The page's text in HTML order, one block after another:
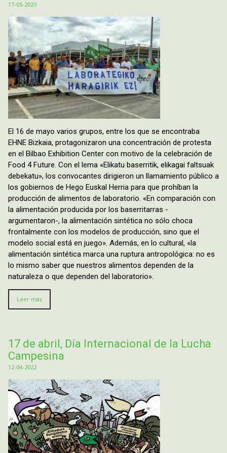
17-05-2023
El 16 de mayo varios grupos, entre los que se encontraba
EHNE Bizkaia, protagonizaron una concentración de protesta
en el Bilbao Exhibition Center con motivo de la celebración de
Food 4 Future. Con el lema «Elikatu baserritik, elikagai faltsuak
debekatu», los convocantes dirigieron un llamamiento público a
los gobiernos de Hego Euskal Herria para que prohíban la
producción de alimentos de laboratorio. «En comparación con
la alimentación producida por los baserritarras -
argumentaron-, la alimentación sintética no sólo choca
frontalmente con los modelos de producción, sino que el
modelo social está en juego». Además, en lo cultural, «la
alimentación sintética marca una ruptura antropológica: no es
lo mismo saber que nuestros alimentos dependen de la
naturaleza o que dependen del laboratorio».
Leer más
17 de abril, Día Internacional de la Lucha
Campesina
12-04-2022